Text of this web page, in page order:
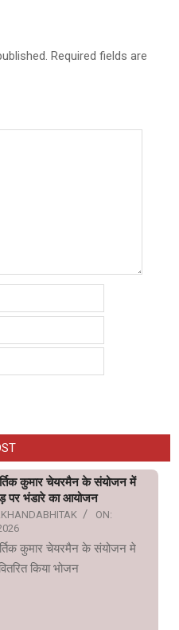
Required fields are
कुमार चेयरमैन के संयोजन में
पर भंडारे का आयोजन
ON:
कुमार चेयरमैन के संयोजन मे
किया भोजन